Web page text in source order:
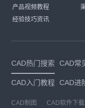
产品视频教程
经验技巧资讯
CAD热门搜索 CAD常
CAD入门教程 CAD进
CAD制图 CAD软件下载